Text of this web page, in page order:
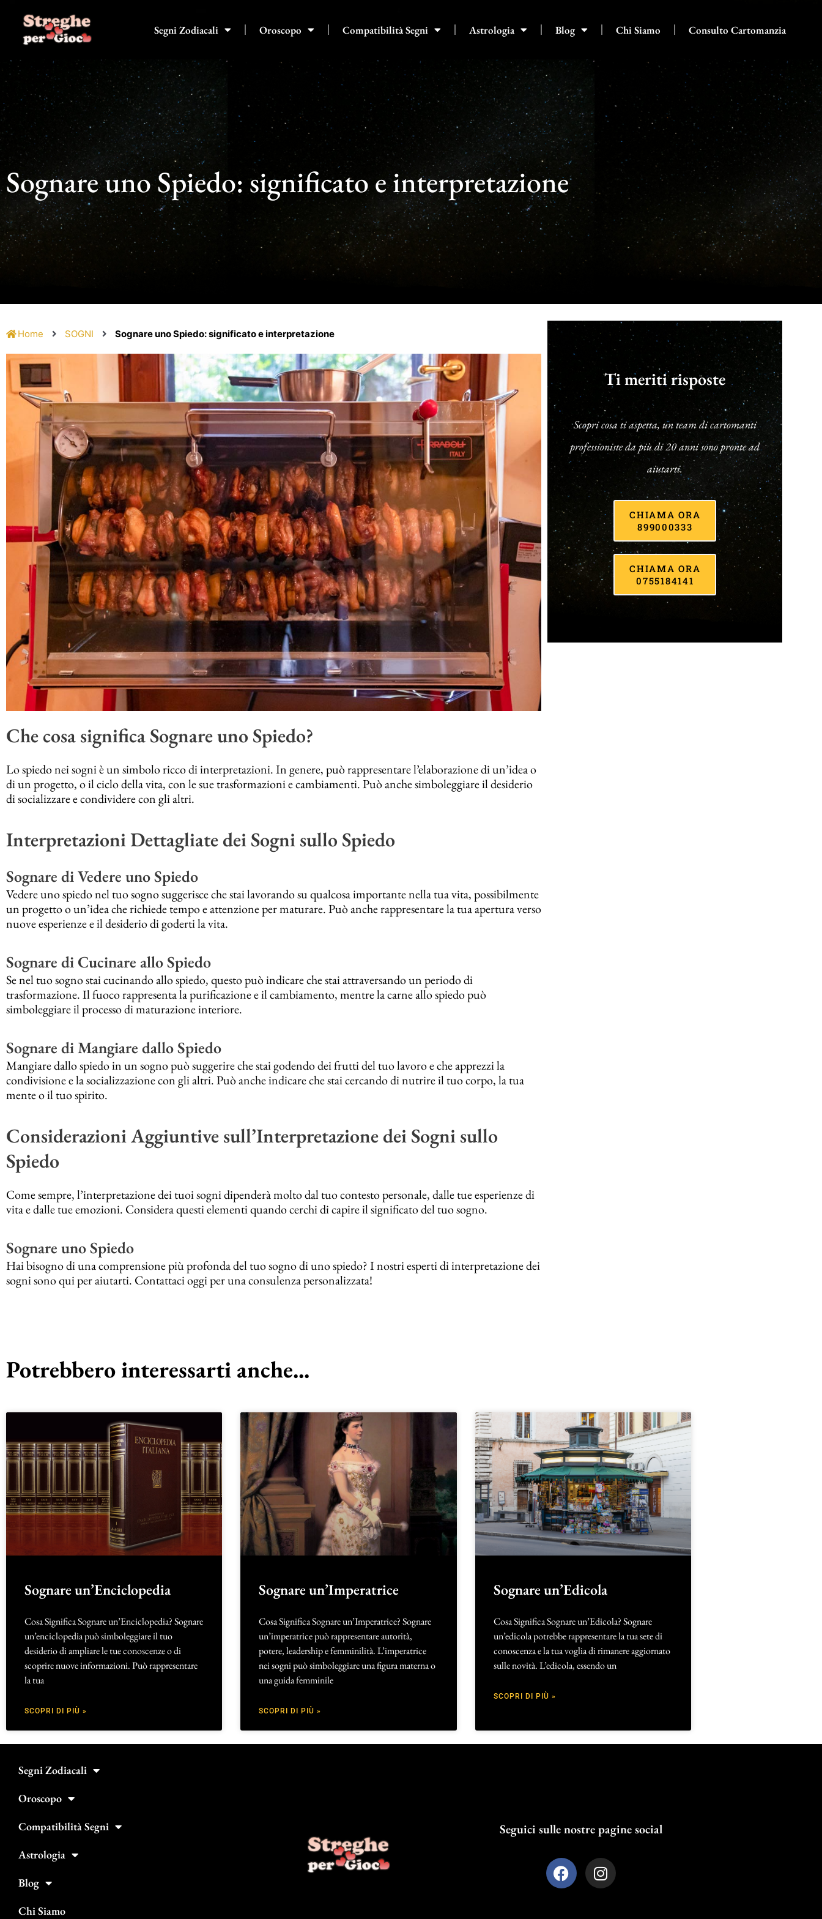
contenuto
Segni Zodiacali Oroscopo Compatibilità Segni Astrologia Blog Chi Siamo Consulto Cartomanzia
Sognare uno Spiedo: significato e interpretazione
Home SOGNI Sognare uno Spiedo: significato e interpretazione
Che cosa significa Sognare uno Spiedo?
Lo spiedo nei sogni è un simbolo ricco di interpretazioni. In genere, può rappresentare l’elaborazione di un’idea o
di un progetto, o il ciclo della vita, con le sue trasformazioni e cambiamenti. Può anche simboleggiare il desiderio
di socializzare e condividere con gli altri.
Interpretazioni Dettagliate dei Sogni sullo Spiedo
Sognare di Vedere uno Spiedo
Vedere uno spiedo nel tuo sogno suggerisce che stai lavorando su qualcosa importante nella tua vita, possibilmente
un progetto o un’idea che richiede tempo e attenzione per maturare. Può anche rappresentare la tua apertura verso
nuove esperienze e il desiderio di goderti la vita.
Sognare di Cucinare allo Spiedo
Se nel tuo sogno stai cucinando allo spiedo, questo può indicare che stai attraversando un periodo di
trasformazione. Il fuoco rappresenta la purificazione e il cambiamento, mentre la carne allo spiedo può
simboleggiare il processo di maturazione interiore.
Sognare di Mangiare dallo Spiedo
Mangiare dallo spiedo in un sogno può suggerire che stai godendo dei frutti del tuo lavoro e che apprezzi la
condivisione e la socializzazione con gli altri. Può anche indicare che stai cercando di nutrire il tuo corpo, la tua
mente o il tuo spirito.
Considerazioni Aggiuntive sull’Interpretazione dei Sogni sullo
Spiedo
Come sempre, l’interpretazione dei tuoi sogni dipenderà molto dal tuo contesto personale, dalle tue esperienze di
vita e dalle tue emozioni. Considera questi elementi quando cerchi di capire il significato del tuo sogno.
Sognare uno Spiedo
Hai bisogno di una comprensione più profonda del tuo sogno di uno spiedo? I nostri esperti di interpretazione dei
sogni sono qui per aiutarti. Contattaci oggi per una consulenza personalizzata!
Ti meriti risposte
Scopri cosa ti aspetta, un team di cartomanti
professioniste da più di 20 anni sono pronte ad
aiutarti.
CHIAMA ORA
899000333
CHIAMA ORA
0755184141
Potrebbero interessarti anche...
Sognare un’Enciclopedia
Cosa Significa Sognare un’Enciclopedia? Sognare
un’enciclopedia può simboleggiare il tuo
desiderio di ampliare le tue conoscenze o di
scoprire nuove informazioni. Può rappresentare
la tua
SCOPRI DI PIÙ »
Sognare un’Imperatrice
Cosa Significa Sognare un’Imperatrice? Sognare
un’imperatrice può rappresentare autorità,
potere, leadership e femminilità. L’imperatrice
nei sogni può simboleggiare una figura materna o
una guida femminile
SCOPRI DI PIÙ »
Sognare un’Edicola
Cosa Significa Sognare un’Edicola? Sognare
un’edicola potrebbe rappresentare la tua sete di
conoscenza e la tua voglia di rimanere aggiornato
sulle novità. L’edicola, essendo un
SCOPRI DI PIÙ »
Segni Zodiacali
Oroscopo
Compatibilità Segni
Astrologia
Blog
Chi Siamo
Seguici sulle nostre pagine social
F
a
I
n